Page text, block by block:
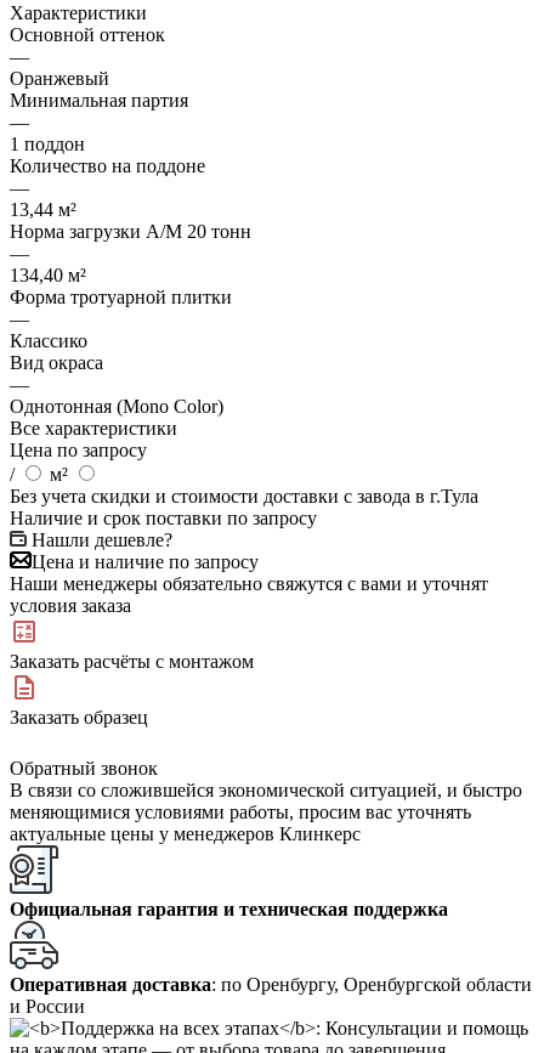
Характеристики
Основной оттенок
—
Оранжевый
Минимальная партия
—
1 поддон
Количество на поддоне
—
13,44 м²
Норма загрузки А/М 20 тонн
—
134,40 м²
Форма тротуарной плитки
—
Классико
Вид окраса
—
Однотонная (Mono Color)
Все характеристики
Цена по запросу
/
м²
Без учета скидки и стоимости доставки с завода в г.Тула
Наличие и срок поставки по запросу
Нашли дешевле?
Цена и наличие по запросу
Наши менеджеры обязательно свяжутся с вами и уточнят
условия заказа
Заказать расчёты с монтажом
Заказать образец
Обратный звонок
В связи со сложившейся экономической ситуацией, и быстро
меняющимися условиями работы, просим вас уточнять
актуальные цены у менеджеров Клинкерс
Официальная гарантия и техническая поддержка
Оперативная доставка: по Оренбургу, Оренбургской области
и России